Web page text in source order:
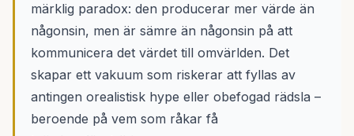
märklig paradox: den producerar mer värde än
någonsin, men är sämre än någonsin på att
kommunicera det värdet till omvärlden. Det
skapar ett vakuum som riskerar att fyllas av
antingen orealistisk hype eller obefogad rädsla –
beroende på vem som råkar få